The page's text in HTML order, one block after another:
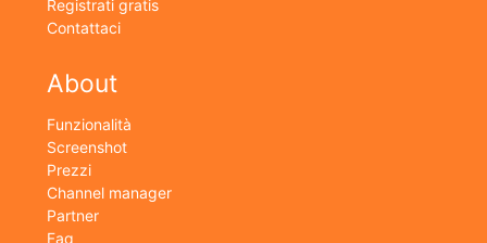
Registrati gratis
Contattaci
About
Funzionalità
Screenshot
Prezzi
Channel manager
Partner
Faq